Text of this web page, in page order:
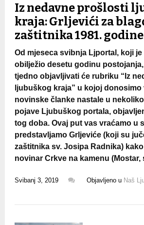
Iz nedavne prošlosti
kraja: Grljevići za
zaštitnika 1981. godine
Od mjeseca svibnja Ljportal, koji
obilježio desetu godinu
tjedno objavljivati će rubriku “Iz
ljubuškog kraja” u kojoj donosimo
novinske članke nastale u
pojave Ljubuškog portala,
tog doba. Ovaj put vas vraćamo u
predstavljamo Grljeviće (koji su
zaštitnika sv. Josipa Radnika)
novinar Crkve na kamenu (Mostar,
Svibanj 3, 2019 Objavljeno u Naš